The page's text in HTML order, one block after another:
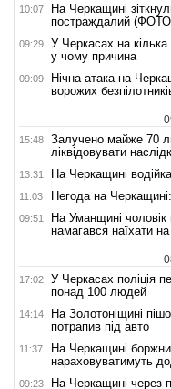
10:07
На Черкащині
постраждалий
09:29
У Черкасах на кілька
у чому причина
09:09
Нічна атака на
ворожих
15:48
Залучено майже 70
ліквідовувати
13:31 На Черкащині
11:03 Негода на
09:51
На Уманщині
намагався наїхати
17:02
У Черкасах поліція
понад 100 людей
14:14
На Золотоніщині
потрапив під авто
11:37
На Черкащині
нараховуватимуть
09:23 На Черкащині через